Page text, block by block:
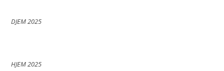
DJEM 2025
HJEM 2025